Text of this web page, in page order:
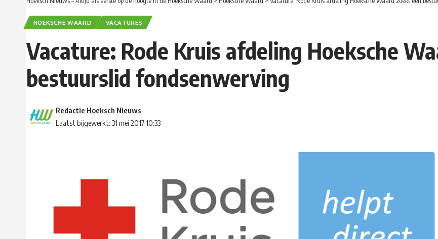
HOEKSCHE WAARD VACATURES
Vacature: Rode Kruis afdeling Hoeksche
bestuurslid fondsenwerving
Laatst bijgewerkt: 31 mei 2017 10:33
Redactie Hoeksch Nieuws